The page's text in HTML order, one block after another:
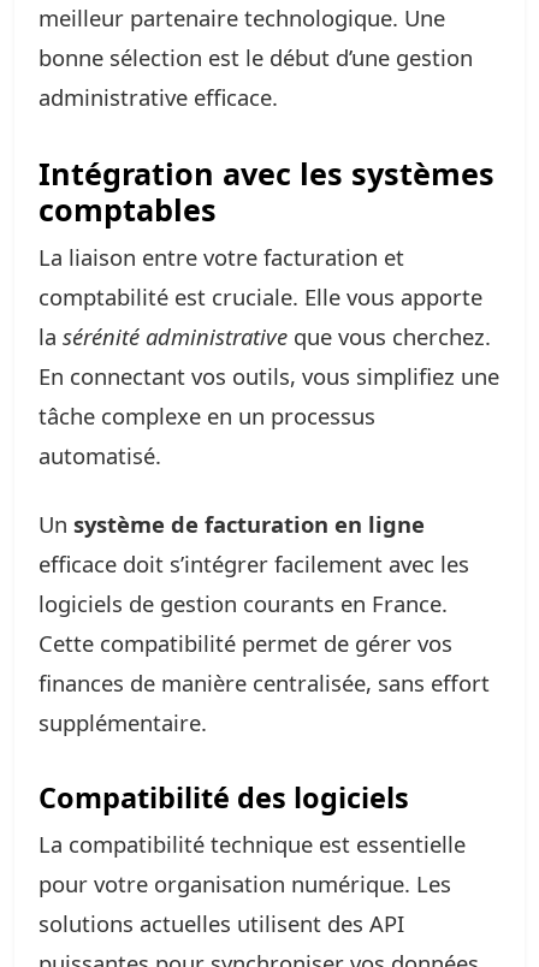
meilleur partenaire technologique. Une
bonne sélection est le début d’une gestion
administrative efficace.
Intégration avec les systèmes
comptables
La liaison entre votre facturation et
comptabilité est cruciale. Elle vous apporte
la sérénité administrative que vous cherchez.
En connectant vos outils, vous simplifiez une
tâche complexe en un processus
automatisé.
Un système de facturation en ligne
efficace doit s’intégrer facilement avec les
logiciels de gestion courants en France.
Cette compatibilité permet de gérer vos
finances de manière centralisée, sans effort
supplémentaire.
Compatibilité des logiciels
La compatibilité technique est essentielle
pour votre organisation numérique. Les
solutions actuelles utilisent des API